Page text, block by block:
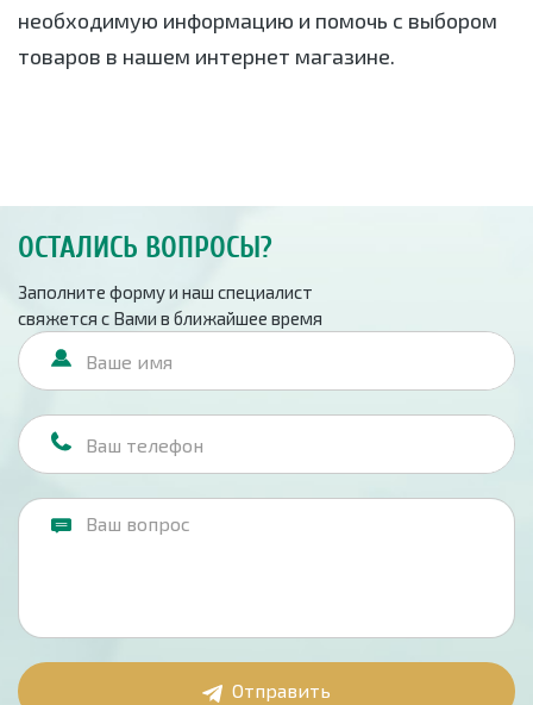
необходимую информацию и помочь с выбором
товаров в нашем интернет магазине.
ОСТАЛИСЬ ВОПРОСЫ?
Заполните форму и наш специалист
свяжется с Вами в ближайшее время
Отправить